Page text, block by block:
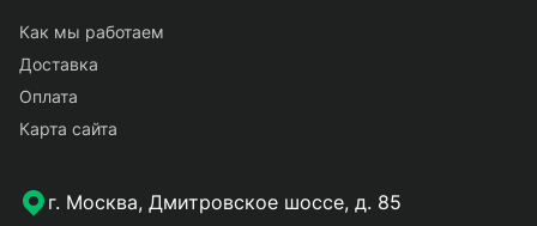
Как мы работаем
Доставка
Оплата
Карта сайта
г. Москва, Дмитровское шоссе, д. 85